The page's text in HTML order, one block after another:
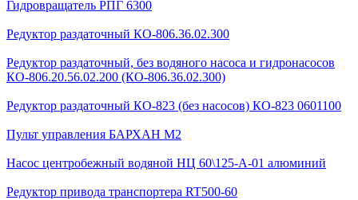
Гидровращатель РПГ 6300
Редуктор раздаточный КО-806.36.02.300
Редуктор раздаточный, без водяного насоса и гидронасосов
КО-806.20.56.02.200 (КО-806.36.02.300)
Редуктор раздаточный КО-823 (без насосов) КО-823 0601100
Пульт управления БАРХАН М2
Насос центробежный водяной НЦ 60\125-А-01 алюминий
Редуктор привода транспортера RT500-60